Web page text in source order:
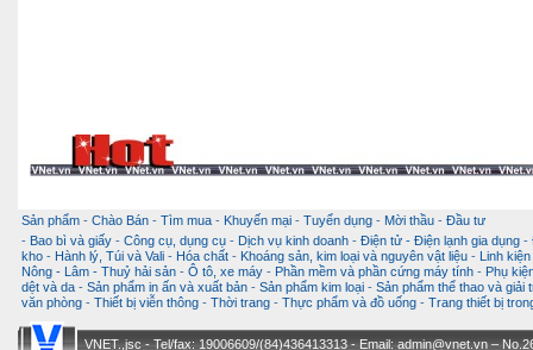
Sản phẩm - Chào Bán - Tìm mua - Khuyến mại - Tuyển dụng - Mời thầu - Đầu tư
- Bao bì và giấy - Công cụ, dụng cụ - Dịch vụ kinh doanh - Điện tử - Điện lạnh gia dụng -
kho - Hành lý, Túi và Vali - Hóa chất - Khoáng sản, kim loại và nguyên vật liệu -
Linh
Nông - Lâm - Thuỷ hải sản - Ô tô, xe máy - Phần mềm và phần cứng máy tính - Phụ
dệt và da - Sản phẩm in ấn và xuất bản - Sản phẩm kim loại - Sản phẩm thể thao và giải
văn phòng - Thiết bị viễn thông - Thời trang - Thực phẩm và đồ uống - Trang thiết bị
VNET.,jsc - Tel/fax: 19006609/(84)436413313 - Email: admin@vnet.vn –